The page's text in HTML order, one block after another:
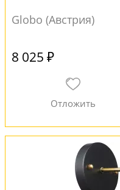
Globo (Австрия)
8 025 ₽